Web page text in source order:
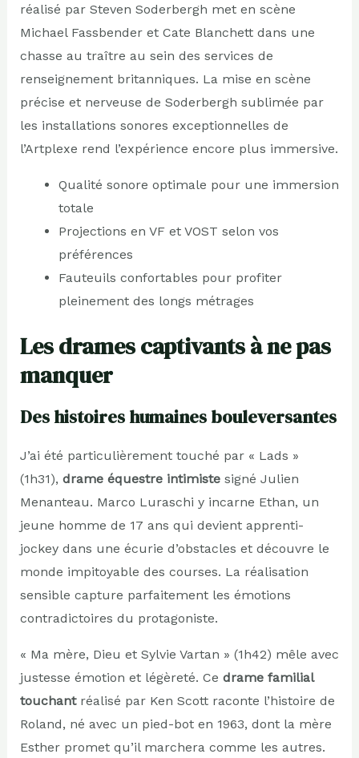
réalisé par Steven Soderbergh met en scène
Michael Fassbender et Cate Blanchett dans une
chasse au traître au sein des services de
renseignement britanniques. La mise en scène
précise et nerveuse de Soderbergh sublimée par
les installations sonores exceptionnelles de
l’Artplexe rend l’expérience encore plus immersive.
Qualité sonore optimale pour une immersion
totale
Projections en VF et VOST selon vos
préférences
Fauteuils confortables pour profiter
pleinement des longs métrages
Les drames captivants à ne pas
manquer
Des histoires humaines bouleversantes
J’ai été particulièrement touché par « Lads »
(1h31), drame équestre intimistesigné Julien
Menanteau. Marco Luraschi y incarne Ethan, un
jeune homme de 17 ans qui devient apprenti-
jockey dans une écurie d’obstacles et découvre le
monde impitoyable des courses. La réalisation
sensible capture parfaitement les émotions
contradictoires du protagoniste.
« Ma mère, Dieu et Sylvie Vartan » (1h42) mêle avec
justesse émotion et légèreté. Ce drame familial
touchantréalisé par Ken Scott raconte l’histoire de
Roland, né avec un pied-bot en 1963, dont la mère
Esther promet qu’il marchera comme les autres.